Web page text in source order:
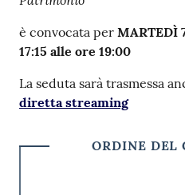
è convocata per MARTEDÌ
17:15 alle ore 19:00
La seduta sarà trasmessa
diretta streaming
ORDINE DEL